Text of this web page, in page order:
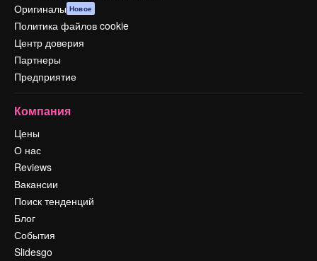
Оригиналы Новое
Политика файлов cookie
Центр доверия
Партнеры
Предприятие
Компания
Цены
О нас
Reviews
Вакансии
Поиск тенденций
Блог
События
Slidesgo